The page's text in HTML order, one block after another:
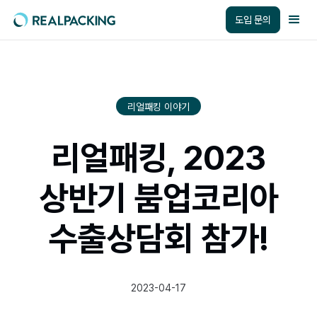
도입 문의
리얼패킹 이야기
리얼패킹, 2023
상반기 붐업코리아
수출상담회 참가!
2023-04-17